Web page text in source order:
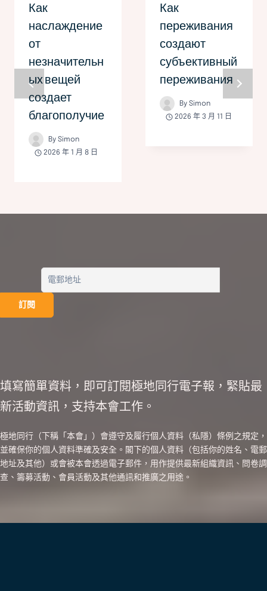
Как
наслаждение
от
незначительн
ых вещей
создает
благополучие
By Simon
2026 年 1 月 8 日
Как
переживания
создают
субъективный
переживания
By Simon
2026 年 3 月 11 日
填寫簡單資料，即可訂閱極地同行電子報，緊貼最
新活動資訊，支持本會工作。
極地同行（下稱「本會」）會遵守及履行個人資料（私隱）條例之規定，
並確保你的個人資料準確及安全。閣下的個人資料（包括你的姓名、電郵
地址及其他）或會被本會透過電子郵件，用作提供最新組織資訊、問卷調
查、籌募活動、會員活動及其他通訊和推廣之用途。